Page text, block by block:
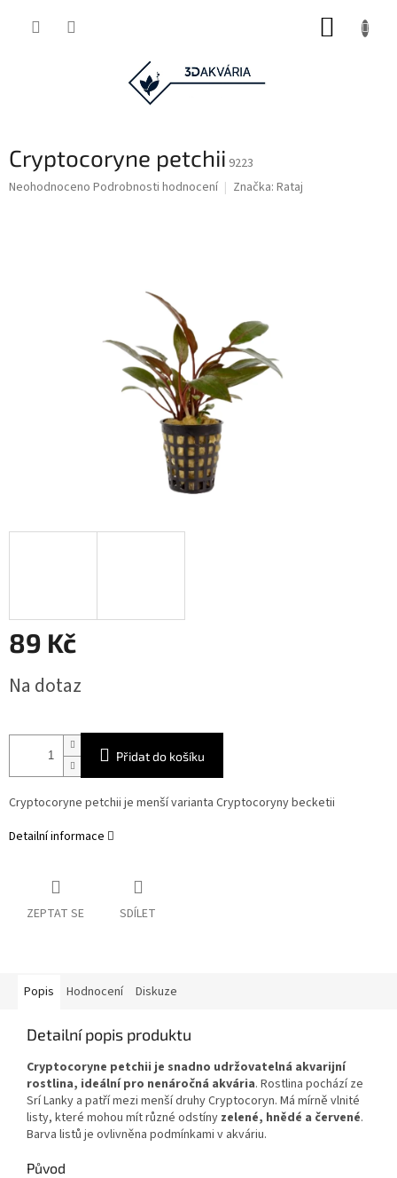
Cryptocoryne petchii 9223
Průměrné
Neohodnoceno Podrobnosti hodnocení Značka: Rataj
89 Kč
cena:
Na dotaz
Přidat do košíku
Cryptocoryne petchii je menší varianta Cryptocoryny becketii
Detailní informace
ZEPTAT SE SDÍLET
Popis Hodnocení Diskuze
Detailní popis produktu
Cryptocoryne petchii je snadno udržovatelná akvarijní
rostlina, ideální pro nenáročná akvária. Rostlina pochází ze
Srí Lanky a patří mezi menší druhy Cryptocoryn. Má mírně vlnité
listy, které mohou mít různé odstíny zelené, hnědé a červené.
Barva listů je ovlivněna podmínkami v akváriu.
Původ